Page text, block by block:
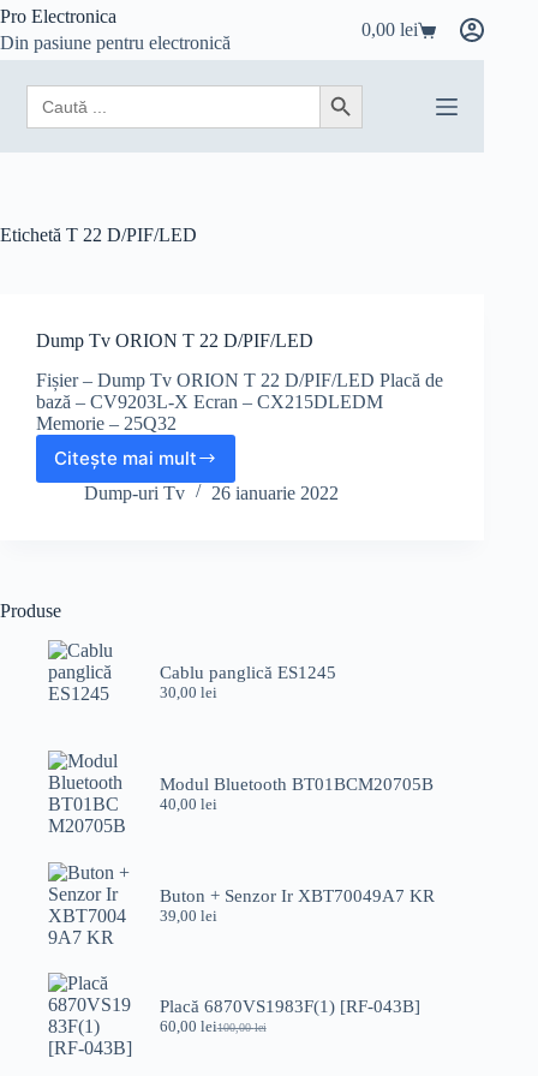
Sari
conținut
Pro Electronica
Din pasiune pentru electronică
Coș
de
cumpărături
0,00lei
Search
for:
Search Button
Etichetă T 22 D/PIF/LED
Dump Tv ORION T 22 D/PIF/LED
Fișier – Dump Tv ORION T 22 D/PIF/LED Placă de
bază – CV9203L-X Ecran – CX215DLEDM
Memorie – 25Q32
Citește mai mult
Dump
Tv
Dump-uri Tv 26 ianuarie 2022
Produse
Cablu panglică ES1245
30,00 lei
Modul Bluetooth BT01BCM20705B
40,00 lei
Buton + Senzor Ir XBT70049A7 KR
39,00 lei
Placă 6870VS1983F(1) [RF-043B]
100,00lei
Prețul
60,00 leiPrețul